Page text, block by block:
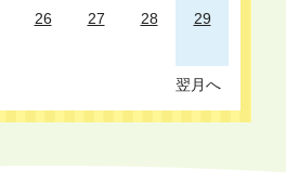
26 27 28
29
翌月へ